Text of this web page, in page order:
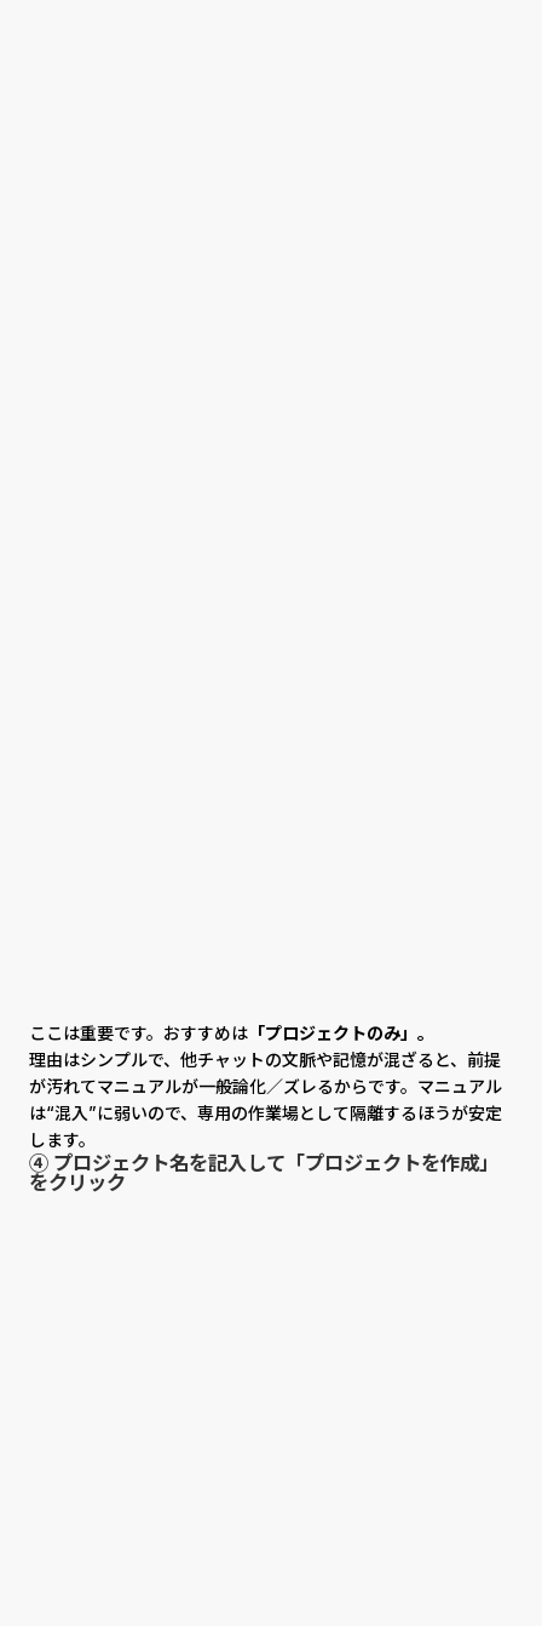
ここは重要です。おすすめは 「プロジェクトのみ」。
理由はシンプルで、他チャットの文脈や記憶が混ざると、前提
が汚れてマニュアルが一般論化／ズレるからです。マニュアル
は“混入”に弱いので、専用の作業場として隔離するほうが安定
します。
④ プロジェクト名を記入して「プロジェクトを作成」
をクリック